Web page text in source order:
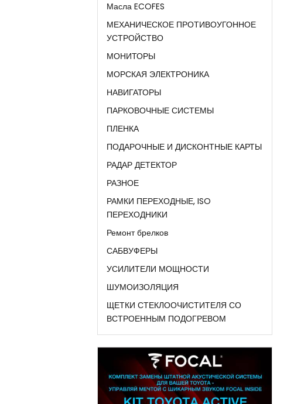
Масла ECOFES
МЕХАНИЧЕСКОЕ ПРОТИВОУГОННОЕ
УСТРОЙСТВО
МОНИТОРЫ
МОРСКАЯ ЭЛЕКТРОНИКА
НАВИГАТОРЫ
ПАРКОВОЧНЫЕ СИСТЕМЫ
ПЛЕНКА
ПОДАРОЧНЫЕ И ДИСКОНТНЫЕ КАРТЫ
РАДАР ДЕТЕКТОР
РАЗНОЕ
РАМКИ ПЕРЕХОДНЫЕ, ISO
ПЕРЕХОДНИКИ
Ремонт брелков
САБВУФЕРЫ
УСИЛИТЕЛИ МОЩНОСТИ
ШУМОИЗОЛЯЦИЯ
ЩЕТКИ СТЕКЛООЧИСТИТЕЛЯ СО
ВСТРОЕННЫМ ПОДОГРЕВОМ